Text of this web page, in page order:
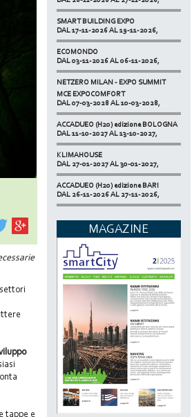
tappe e
SMART BUILDING EXPO
DAL 17-11-2026 AL 19-11-2026,
ECOMONDO
DAL 03-11-2026 AL 06-11-2026,
NETZERO MILAN - EXPO SUMMIT
DAL 20-10-2026 AL 22-10-2026,
MCE EXPOCOMFORT
DAL 07-03-2028 AL 10-03-2028,
ACCADUEO (H20) edizione BOLOGNA
DAL 11-10-2027 AL 13-10-2027,
KLIMAHOUSE
DAL 27-01-2027 AL 30-01-2027,
ACCADUEO (H20) edizione BARI
DAL 26-11-2026 AL 27-11-2026,
DAL 17-11-2026 AL 19-11-2026,
DAL 03-11-2026 AL 06-11-2026,
NETZERO MILAN - EXPO SUMMIT
DAL 20-10-2026 AL 22-10-2026,
MAGAZINE